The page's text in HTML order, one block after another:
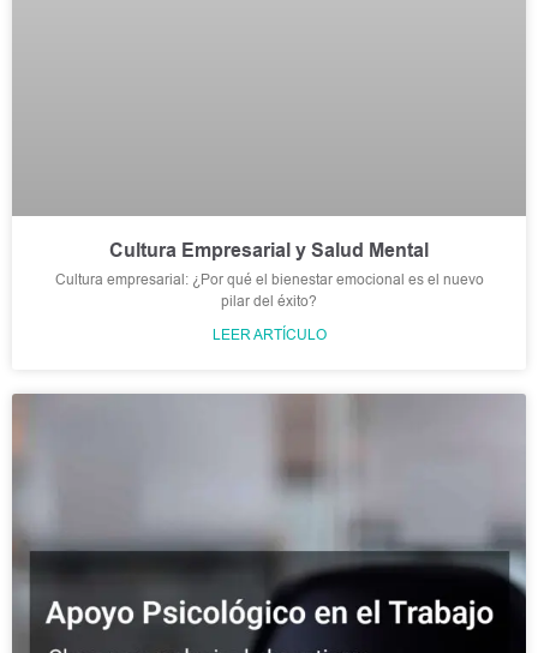
Cultura Empresarial y Salud Mental
Cultura empresarial: ¿Por qué el bienestar emocional es el nuevo
pilar del éxito?
LEER ARTÍCULO